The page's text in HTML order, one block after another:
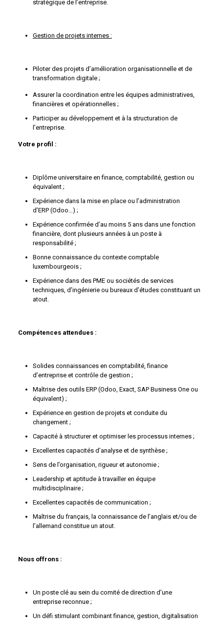
stratégique de l’entreprise.
Gestion de projets internes :
Piloter des projets d’amélioration organisationnelle et de
transformation digitale ;
Assurer la coordination entre les équipes administratives,
financières et opérationnelles ;
Participer au développement et à la structuration de
l’entreprise.
Votre profil :
Diplôme universitaire en finance, comptabilité, gestion ou
équivalent ;
Expérience dans la mise en place ou l’administration
d’ERP (Odoo…) ;
Expérience confirmée d’au moins 5 ans dans une fonction
financière, dont plusieurs années à un poste à
responsabilité ;
Bonne connaissance du contexte comptable
luxembourgeois ;
Expérience dans des PME ou sociétés de services
techniques, d’ingénierie ou bureaux d’études constituant un
atout.
Compétences attendues :
Solides connaissances en comptabilité, finance
d’entreprise et contrôle de gestion ;
Maîtrise des outils ERP (Odoo, Exact, SAP Business One ou
équivalent) ;
Expérience en gestion de projets et conduite du
changement ;
Capacité à structurer et optimiser les processus internes ;
Excellentes capacités d’analyse et de synthèse ;
Sens de l’organisation, rigueur et autonomie ;
Leadership et aptitude à travailler en équipe
multidisciplinaire ;
Excellentes capacités de communication ;
Maîtrise du français, la connaissance de l’anglais et/ou de
l’allemand constitue un atout.
Nous offrons :
Un poste clé au sein du comité de direction d’une
entreprise reconnue ;
Un défi stimulant combinant finance, gestion, digitalisation